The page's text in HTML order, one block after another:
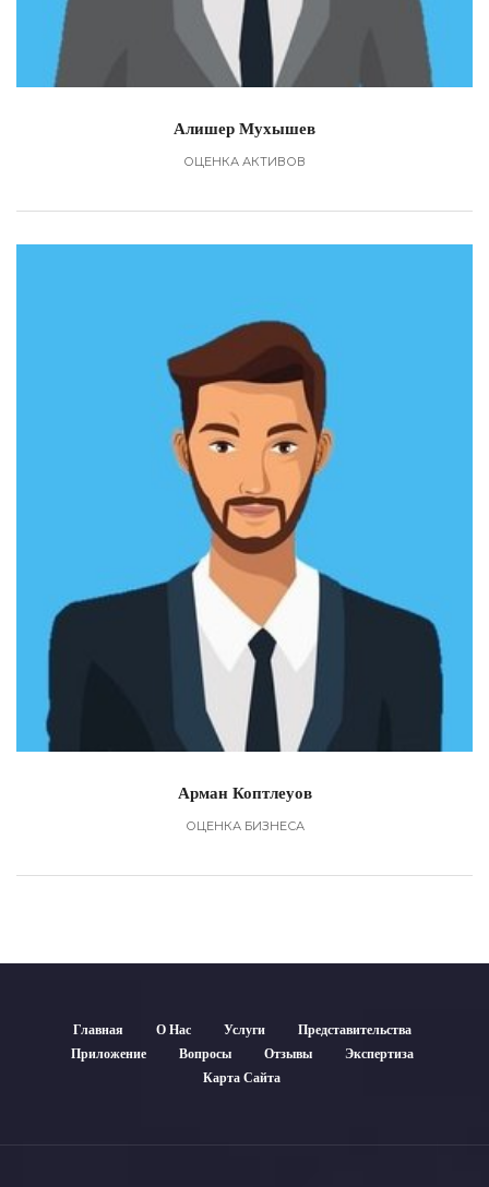
Алишер Мухышев
ОЦЕНКА АКТИВОВ
Арман Коптлеуов
ОЦЕНКА БИЗНЕСА
Главная О Нас Услуги
Представительства
Приложение
Вопросы Отзывы
Экспертиза
Карта Сайта